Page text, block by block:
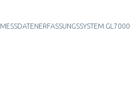
MESSDATENERFASSUNGSSYSTEM GL7000